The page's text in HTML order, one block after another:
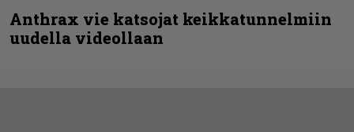
Anthrax vie katsojat keikkatunnelmiin
uudella videollaan